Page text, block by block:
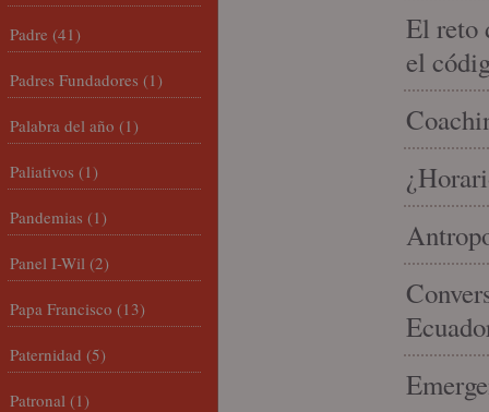
El reto
el
Padre (41)
Padres Fundadores (1)
Palabra del año (1)
Paliativos (1)
Pandemias (1)
Panel I-Wil (2)
Papa Francisco (13)
Paternidad (5)
Patronal (1)